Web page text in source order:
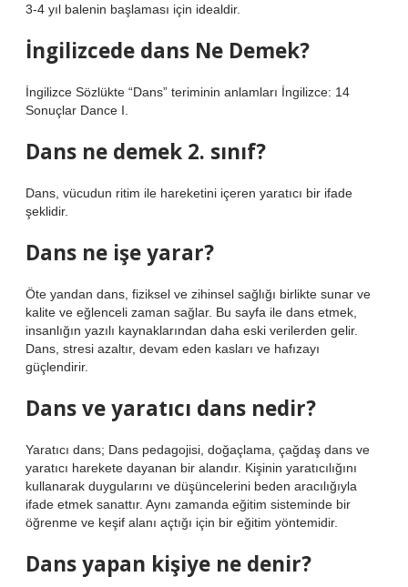
3-4 yıl balenin başlaması için idealdir.
İngilizcede dans Ne Demek?
İngilizce Sözlükte “Dans” teriminin anlamları İngilizce: 14
Sonuçlar Dance I.
Dans ne demek 2. sınıf?
Dans, vücudun ritim ile hareketini içeren yaratıcı bir ifade
şeklidir.
Dans ne işe yarar?
Öte yandan dans, fiziksel ve zihinsel sağlığı birlikte sunar ve
kalite ve eğlenceli zaman sağlar. Bu sayfa ile dans etmek,
insanlığın yazılı kaynaklarından daha eski verilerden gelir.
Dans, stresi azaltır, devam eden kasları ve hafızayı
güçlendirir.
Dans ve yaratıcı dans nedir?
Yaratıcı dans; Dans pedagojisi, doğaçlama, çağdaş dans ve
yaratıcı harekete dayanan bir alandır. Kişinin yaratıcılığını
kullanarak duygularını ve düşüncelerini beden aracılığıyla
ifade etmek sanattır. Aynı zamanda eğitim sisteminde bir
öğrenme ve keşif alanı açtığı için bir eğitim yöntemidir.
Dans yapan kişiye ne denir?